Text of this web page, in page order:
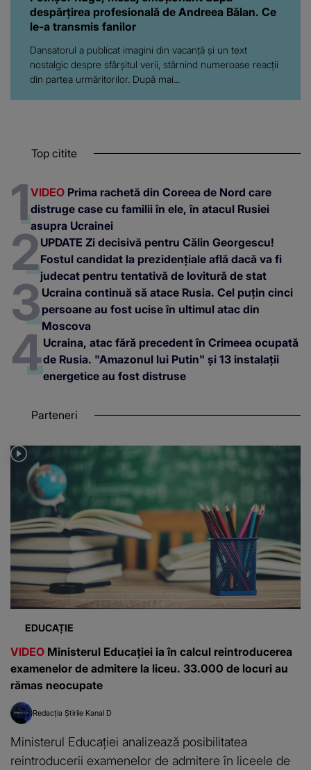
despărțirea profesională de Andreea Bălan. Ce
le-a transmis fanilor
Dansatorul a publicat imagini din vacanță și un text
nostalgic despre sfârșitul verii, stârnind numeroase reacții
din partea urmăritorilor. După mai...
Top citite
VIDEO Prima rachetă din Coreea de Nord care
distruge case cu familii în ele, în atacul Rusiei
asupra Ucrainei
UPDATE Zi decisivă pentru Călin Georgescu!
Fostul candidat la prezidențiale află dacă va fi
judecat pentru tentativă de lovitură de stat
Ucraina continuă să atace Rusia. Cel puțin cinci
persoane au fost ucise în ultimul atac din
Moscova
Ucraina, atac fără precedent în Crimeea ocupată
de Rusia. "Amazonul lui Putin" și 13 instalații
energetice au fost distruse
Parteneri
EDUCAȚIE
VIDEO Ministerul Educației ia în calcul reintroducerea
examenelor de admitere la liceu. 33.000 de locuri au
rămas neocupate
Redacția Știrile Kanal D
Ministerul Educației analizează posibilitatea
reintroducerii examenelor de admitere în liceele de